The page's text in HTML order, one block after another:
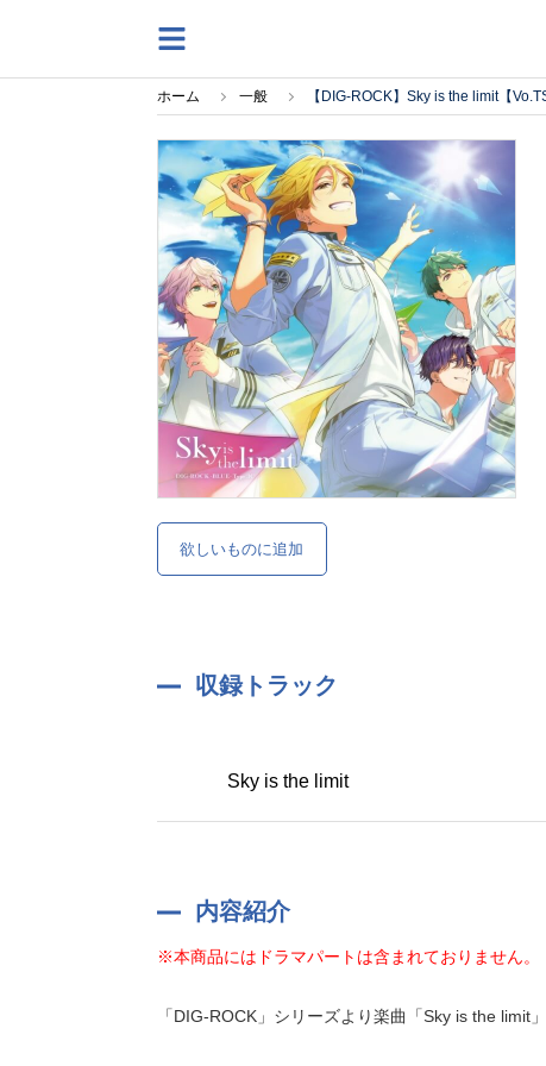
ホーム 一般 【DIG-ROCK】Sky is the limit【
欲しいものに追加
収録トラック
Sky is the limit
内容紹介
※本商品にはドラマパートは含まれておりません。
「DIG-ROCK」シリーズより楽曲「Sky is the limit